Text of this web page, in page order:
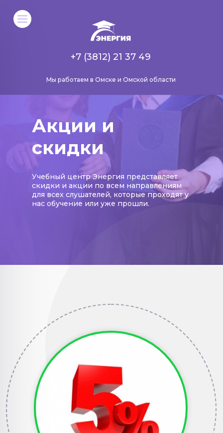
Мы работаем в Омске и Омской области
+7 (3812) 21 37 49
Акции и
скидки
Учебный центр Энергия представляет
скидки и акции по всем направлениям
для всех слушателей, которые проходят у
нас обучение или уже прошли.